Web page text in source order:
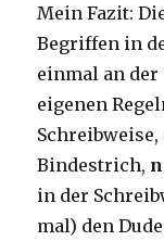
Mein Fazit:
Begriffen in
einmal an
eigenen
Bindestrich,
in der
mal) den